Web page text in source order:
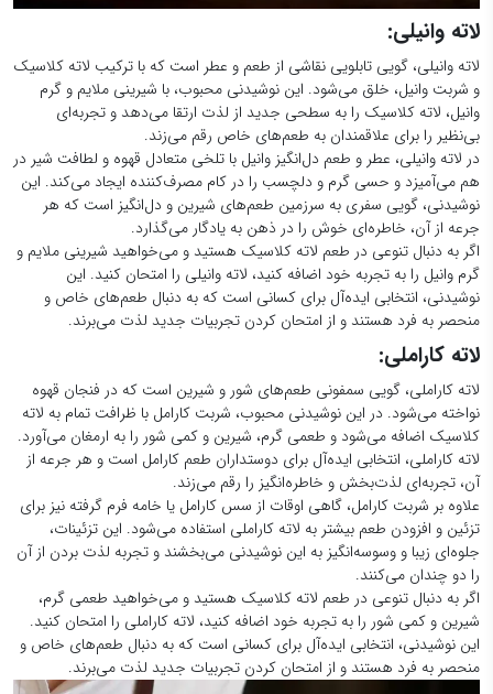
لاته وانیلی:
لاته وانیلی، گویی تابلویی نقاشی از طعم و عطر است که با ترکیب لاته کلاسیک
و شربت وانیل، خلق می‌شود. این نوشیدنی محبوب، با شیرینی ملایم و گرم
وانیل، لاته کلاسیک را به سطحی جدید از لذت ارتقا می‌دهد و تجربه‌ای
بی‌نظیر را برای علاقمندان به طعم‌های خاص رقم می‌زند.
در لاته وانیلی، عطر و طعم دل‌انگیز وانیل با تلخی متعادل قهوه و لطافت شیر در
هم می‌آمیزد و حسی گرم و دلچسب را در کام مصرف‌کننده ایجاد می‌کند. این
نوشیدنی، گویی سفری به سرزمین طعم‌های شیرین و دل‌انگیز است که هر
جرعه از آن، خاطره‌ای خوش را در ذهن به یادگار می‌گذارد.
اگر به دنبال تنوعی در طعم لاته کلاسیک هستید و می‌خواهید شیرینی ملایم و
گرم وانیل را به تجربه خود اضافه کنید، لاته وانیلی را امتحان کنید. این
نوشیدنی، انتخابی ایده‌آل برای کسانی است که به دنبال طعم‌های خاص و
منحصر به فرد هستند و از امتحان کردن تجربیات جدید لذت می‌برند.
لاته کاراملی:
لاته کاراملی، گویی سمفونی طعم‌های شور و شیرین است که در فنجان قهوه
نواخته می‌شود. در این نوشیدنی محبوب، شربت کارامل با ظرافت تمام به لاته
کلاسیک اضافه می‌شود و طعمی گرم، شیرین و کمی شور را به ارمغان می‌آورد.
لاته کاراملی، انتخابی ایده‌آل برای دوستداران طعم کارامل است و هر جرعه از
آن، تجربه‌ای لذت‌بخش و خاطره‌انگیز را رقم می‌زند.
علاوه بر شربت کارامل، گاهی اوقات از سس کارامل یا خامه فرم گرفته نیز برای
تزئین و افزودن طعم بیشتر به لاته کاراملی استفاده می‌شود. این تزئینات،
جلوه‌ای زیبا و وسوسه‌انگیز به این نوشیدنی می‌بخشند و تجربه لذت بردن از آن
را دو چندان می‌کنند.
اگر به دنبال تنوعی در طعم لاته کلاسیک هستید و می‌خواهید طعمی گرم،
شیرین و کمی شور را به تجربه خود اضافه کنید، لاته کاراملی را امتحان کنید.
این نوشیدنی، انتخابی ایده‌آل برای کسانی است که به دنبال طعم‌های خاص و
منحصر به فرد هستند و از امتحان کردن تجربیات جدید لذت می‌برند.